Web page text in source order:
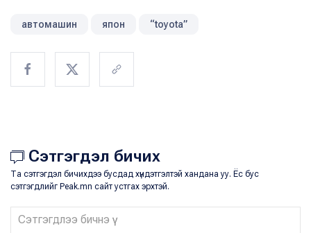
автомашин япон “toyota”
Сэтгэгдэл бичих
Та сэтгэгдэл бичихдээ бусдад хүндэтгэлтэй хандана уу. Ёс бус
сэтгэгдлийг Peak.mn сайт устгах эрхтэй.